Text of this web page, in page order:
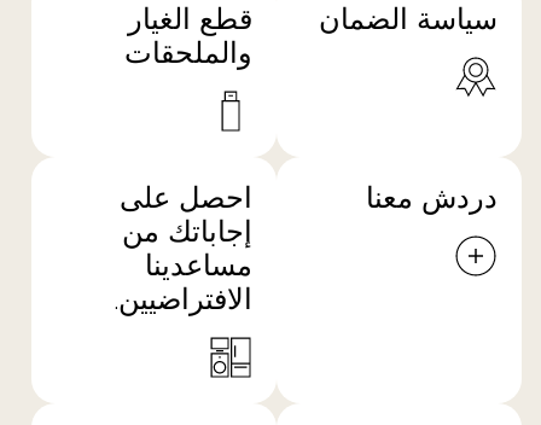
سياسة الضمان
قطع الغيار
والملحقات
دردش معنا
احصل على
إجاباتك من
مساعدينا
الافتراضيين.